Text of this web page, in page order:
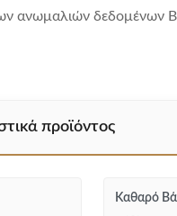
ανωμαλιών δεδομένων
προϊόντος
Καθαρό